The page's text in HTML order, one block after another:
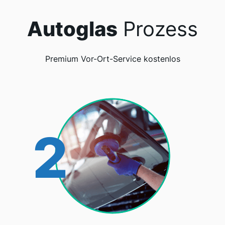
Autoglas Prozess
Premium Vor-Ort-Service kostenlos
2